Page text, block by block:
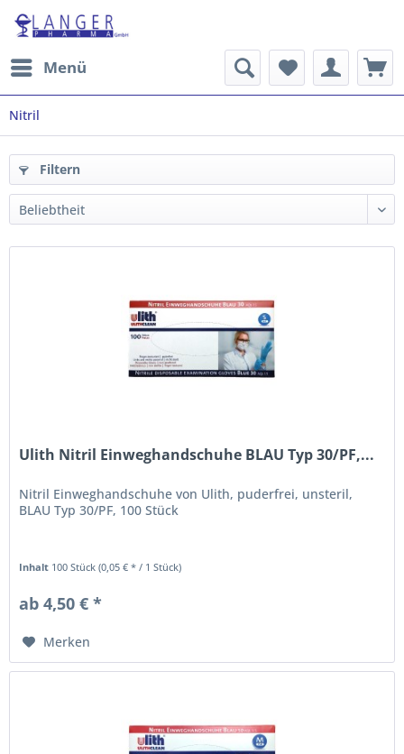
Menü
Nitril
Filtern
Ulith Nitril Einweghandschuhe BLAU Typ 30/PF,...
Nitril Einweghandschuhe von Ulith, puderfrei, unsteril,
BLAU Typ 30/PF, 100 Stück
Inhalt 100 Stück(0,05 € * / 1 Stück)
ab 4,50 € *
Merken